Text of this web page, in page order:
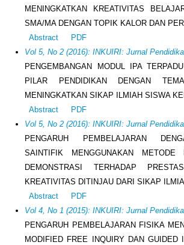
MENINGKATKAN KREATIVITAS
SMA/MA DENGAN TOPIK KALOR DAN
Abstract
PDF
Vol 5, No 2 (2016): INKUIRI: Jurnal
PENGEMBANGAN MODUL IPA
PILAR PENDIDIKAN DENGAN
MENINGKATKAN SIKAP ILMIAH SISWA
Abstract
PDF
Vol 5, No 2 (2016): INKUIRI: Jurnal
PENGARUH PEMBELAJARAN
SAINTIFIK MENGGUNAKAN METODE
DEMONSTRASI TERHADAP
KREATIVITAS DITINJAU DARI SIKAP
Abstract
PDF
Vol 4, No 1 (2015): INKUIRI: Jurnal
PENGARUH PEMBELAJARAN FISIKA
MODIFIED FREE INQUIRY DAN GUIDED